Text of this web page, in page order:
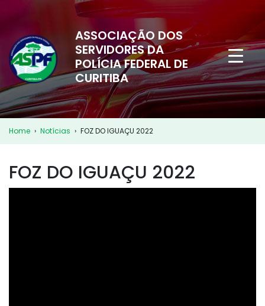
ASSOCIAÇÃO DOS
SERVIDORES DA
POLÍCIA FEDERAL DE
CURITIBA
Home › Notícias › FOZ DO IGUAÇU 2022
FOZ DO IGUAÇU 2022